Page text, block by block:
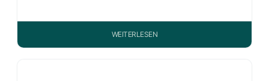
WEITERLESEN